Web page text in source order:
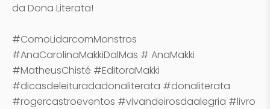
da Dona Literata!
#ComoLidarcomMonstros
#AnaCarolinaMakkiDalMas # AnaMakki
#MatheusChisté #EditoraMakki
#dicasdeleituradadonaliterata #donaliterata
#rogercastroeventos #vivandeirosdaalegria #livro